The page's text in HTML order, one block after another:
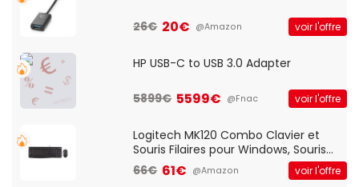
26€ 20€ @Amazon voir l'offre
HP USB-C to USB 3.0 Adapter
5899€ 5599€ @Fnac voir l'offre
Logitech MK120 Combo Clavier et
Souris Filaires pour Windows, Souris
Optique Filaire, Connexion USB Plug
And Play, Confortable, Taille
66€ 61€ @Amazon voir l'offre